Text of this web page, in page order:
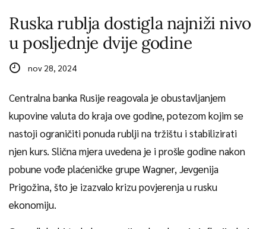
Ruska rublja dostigla najniži nivo
u posljednje dvije godine
nov 28, 2024
Centralna banka Rusije reagovala je obustavljanjem
kupovine valuta do kraja ove godine, potezom kojim se
nastoji ograničiti ponuda rublji na tržištu i stabilizirati
njen kurs. Slična mjera uvedena je i prošle godine nakon
pobune vođe plaćeničke grupe Wagner, Jevgenija
Prigožina, što je izazvalo krizu povjerenja u rusku
ekonomiju.